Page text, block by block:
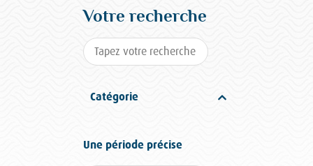
Votre recherche
Catégorie
Une période précise